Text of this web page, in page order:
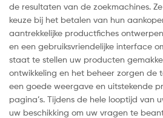
de resultaten van de zoekmachines.
keuze bij het betalen van hun
aantrekkelijke productfiches
en een gebruiksvriendelijke interface
staat te stellen uw producten
ontwikkeling en het beheer zorgen de
een goede weergave en uitstekende
pagina’s. Tijdens de hele looptijd van
uw beschikking om uw vragen te